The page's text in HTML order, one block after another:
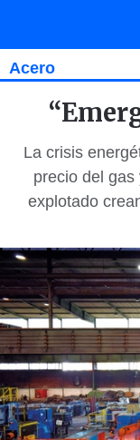
Acero
La crisis
precio del
explotado